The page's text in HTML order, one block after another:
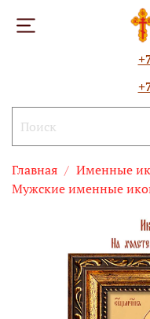
Главная
Именные
Мужские именные